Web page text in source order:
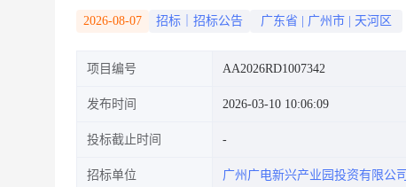
2026-08-07 招标｜招标公告 广东省 广州市 天河区
项目编号 AA2026RD1007342
发布时间 2026-03-10 10:06:09
投标截止时间
招标单位 广州广电新兴产业园投资有限公司